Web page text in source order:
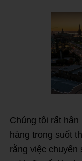
Chúng tôi rất
hàng trong suốt
rằng việc chuyển